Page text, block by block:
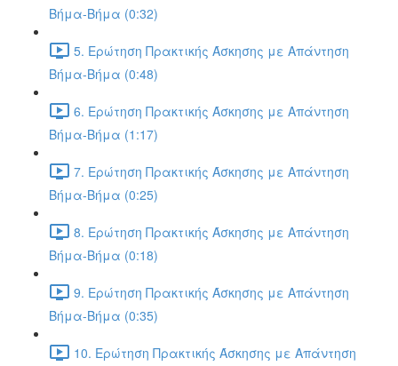
Βήμα-Βήμα (0:32)
5. Ερώτηση Πρακτικής Άσκησης με Απάντηση
Βήμα-Βήμα (0:48)
6. Ερώτηση Πρακτικής Άσκησης με Απάντηση
Βήμα-Βήμα (1:17)
7. Ερώτηση Πρακτικής Άσκησης με Απάντηση
Βήμα-Βήμα (0:25)
8. Ερώτηση Πρακτικής Άσκησης με Απάντηση
Βήμα-Βήμα (0:18)
9. Ερώτηση Πρακτικής Άσκησης με Απάντηση
Βήμα-Βήμα (0:35)
10. Ερώτηση Πρακτικής Άσκησης με Απάντηση